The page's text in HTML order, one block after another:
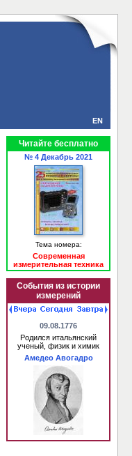
EN
Читайте бесплатно
№ 4 Декабрь 2021
Тема номера:
Современная
измерительная техника
События из истории
измерений
09.08.1776
Родился итальянский
ученый, физик и химик
Амедео Авогадро